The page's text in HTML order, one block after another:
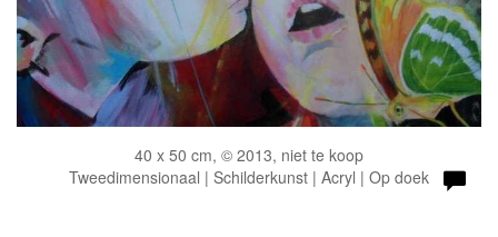
40 x 50 cm, © 2013, niet te koop
Tweedimensionaal | Schilderkunst | Acryl | Op doek